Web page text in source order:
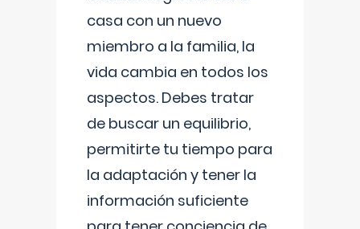
casa con un nuevo
miembro a la familia, la
vida cambia en todos los
aspectos. Debes tratar
de buscar un equilibrio,
permitirte tu tiempo para
la adaptación y tener la
información suficiente